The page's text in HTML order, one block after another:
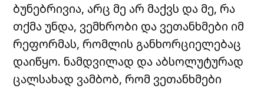
ბუნებრივია, არც მე არ მაქვს და მე, რა
თქმა უნდა, ვემხრობი და ვეთანხმები იმ
რეფორმას, რომლის განხორციელებაც
დაიწყო. ნამდვილად და აბსოლუტურად
ცალსახად ვამბობ, რომ ვეთანხმები